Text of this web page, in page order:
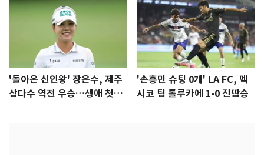
'돌아온 신인왕' 장은수, 제주
삼다수 역전 우승…생애 첫승
'손흥민 슈팅 0개' LA FC, 멕
시코 팀 톨루카에 1-0 진땀승